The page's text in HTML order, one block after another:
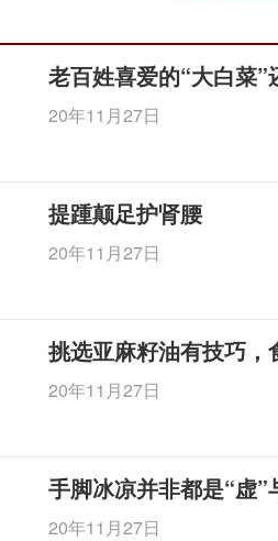
老百姓喜爱的“大白菜
20年11月27日
提踵颠足护肾腰
20年11月27日
挑选亚麻籽油有技巧
20年11月27日
手脚冰凉并非都是“虚”
20年11月27日